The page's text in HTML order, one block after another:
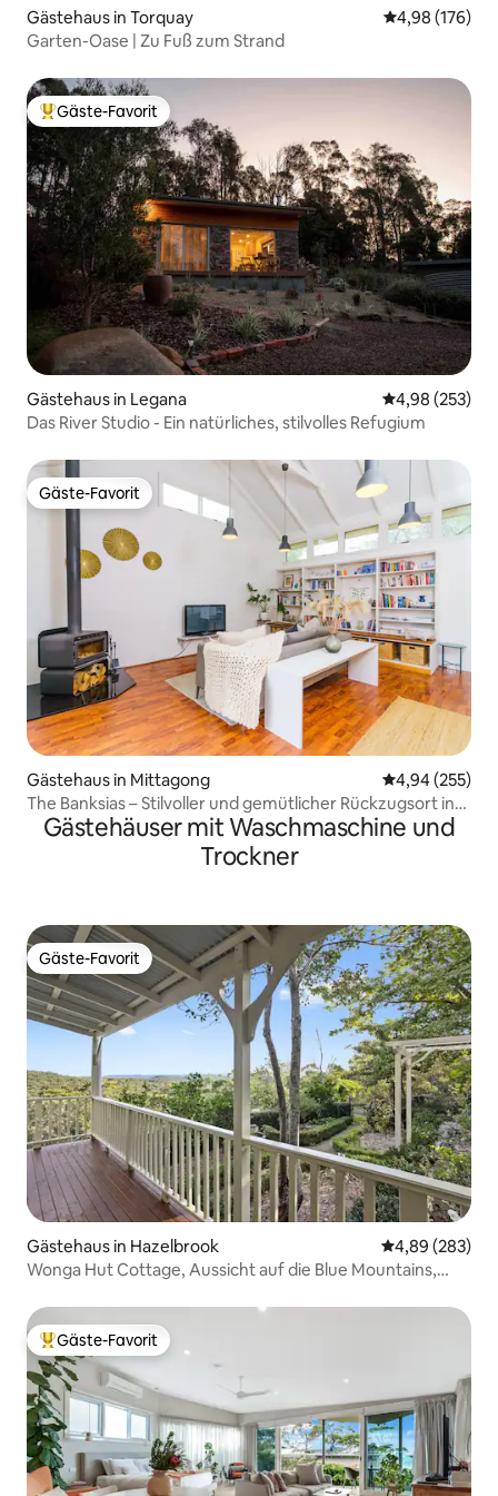
Gästehaus in Torquay
4,98 (176)
Garten-Oase | Zu Fuß zum Strand
Beliebter Gäste-Favorit.
Gäste-Favorit
Gästehaus in Legana
4,98 (253)
Das River Studio - Ein natürliches, stilvolles Refugium
Gäste-Favorit
Gäste-Favorit
Gästehaus in Mittagong
4,94 (255)
The Banksias – Stilvoller und gemütlicher Rückzugsort in
den Highlands
Gästehäuser mit Waschmaschine und
Trockner
Gäste-Favorit
Gäste-Favorit
Gästehaus in Hazelbrook
4,89 (283)
Wonga Hut Cottage, Aussicht auf die Blue Mountains,
Beliebter Gäste-Favorit.
Gäste-Favorit